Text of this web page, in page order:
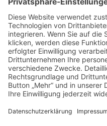
Rechtliches
Impressum
Datenschutz
Informationen zur